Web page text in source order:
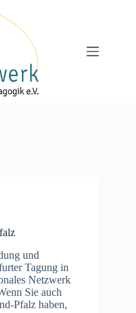
und
Tagung in
Netzwerk
Sie auch
Pfalz haben,